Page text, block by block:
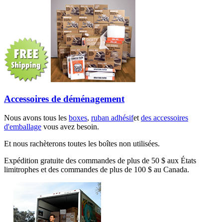
Accessoires de déménagement
Nous avons tous les boxes, ruban adhésifetdes accessoires
d'emballage vous avez besoin.
Et nous rachèterons toutes les boîtes non utilisées.
Expédition gratuite des commandes de plus de 50 $ aux États
limitrophes et des commandes de plus de 100 $ au Canada.